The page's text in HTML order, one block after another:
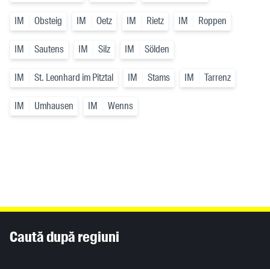
IM Obsteig IM Oetz IM Rietz IM Roppen
IM Sautens IM Silz IM Sölden
IM St. Leonhard im Pitztal IM Stams IM Tarrenz
IM Umhausen IM Wenns
Caută după regiuni